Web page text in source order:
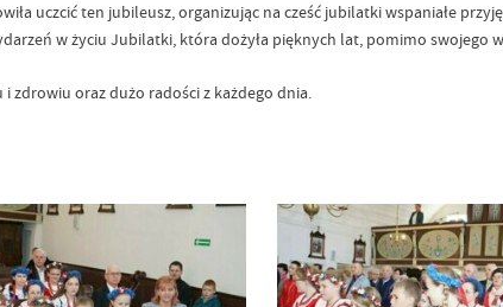
uczcić ten jubileusz, organizując na cześć jubilatki wspaniałe
w życiu Jubilatki, która dożyła pięknych lat, pomimo swojego
zdrowiu oraz dużo radości z każdego dnia.